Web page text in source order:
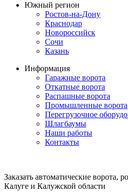
Южный регион
Ростов-на-Дону
Краснодар
Новороссийск
Сочи
Казань
Информация
Гаражные ворота
Откатные ворота
Распашные ворота
Промышленные ворота
Перегрузочное
Шлагбаумы
Наши работы
Контакты
Заказать автоматические ворота,
Калуге и Калужской области